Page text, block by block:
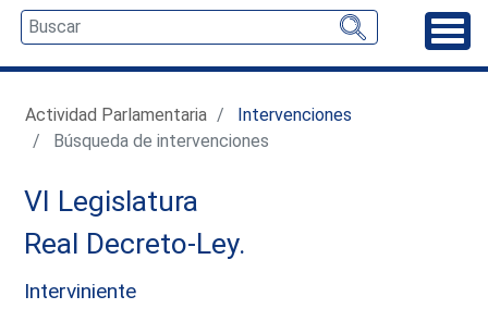
Actividad Parlamentaria
Intervenciones
Búsqueda de intervenciones
VI Legislatura
Real Decreto-Ley.
Interviniente